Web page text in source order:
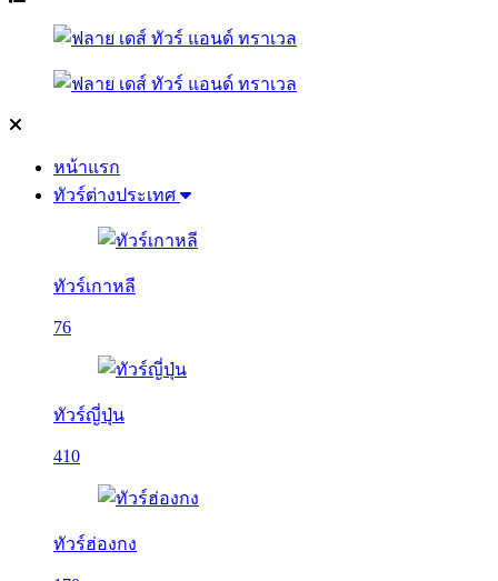
หน้าแรก
ทัวร์ต่างประเทศ
ทัวร์เกาหลี
76
ทัวร์ญี่ปุ่น
410
ทัวร์ฮ่องกง